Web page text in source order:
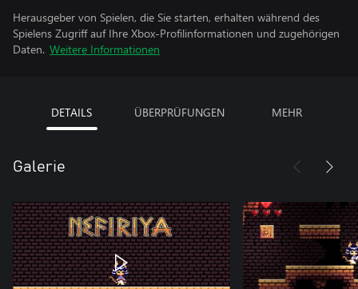
Herausgeber von Spielen, die Sie starten, erhalten während des
Spielens Zugriff auf Ihre Xbox-Profilinformationen und zugehörigen
Daten. Weitere Informationen
DETAILS ÜBERPRÜFUNGEN MEHR
Galerie